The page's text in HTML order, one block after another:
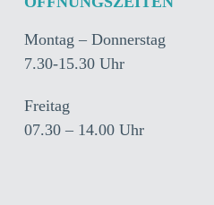
Montag – Donnerstag
7.30-15.30 Uhr
Freitag
07.30 – 14.00 Uhr